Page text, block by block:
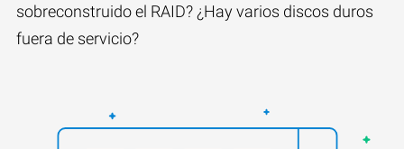
sobreconstruido el RAID? ¿Hay varios discos duros
fuera de servicio?